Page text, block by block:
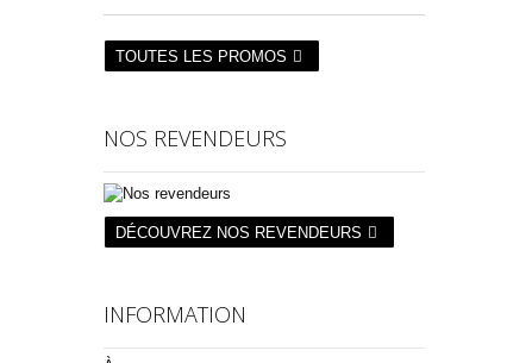
TOUTES LES PROMOS
NOS REVENDEURS
DÉCOUVREZ NOS REVENDEURS
INFORMATION